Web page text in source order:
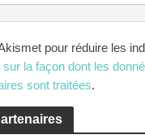
pour réduire les
la façon dont les
sont traitées.